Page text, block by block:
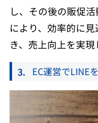
し、その後の販促
により、効率的に
き、売上向上を実現
EC運営でLINE